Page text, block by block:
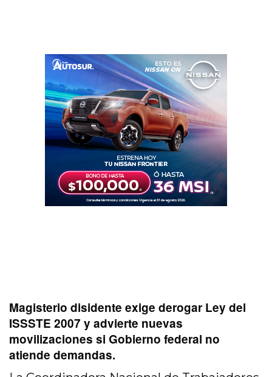
Magisterio disidente exige derogar Ley del
ISSSTE 2007 y advierte nuevas
movilizaciones si Gobierno federal no
atiende demandas.